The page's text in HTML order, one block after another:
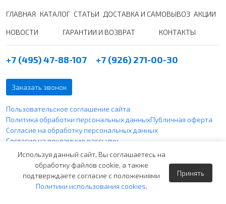
ГЛАВНАЯ КАТАЛОГ СТАТЬИ ДОСТАВКА И САМОВЫВОЗ АКЦИИ
НОВОСТИ ГАРАНТИИ И ВОЗВРАТ КОНТАКТЫ
+7 (495) 47-88-107 +7 (926) 271-00-30
Заказать звонок
Пользовательское соглашение сайта
Политика обработки персональных данныхПубличная оферта
Согласие на обработку персональных данных
Согласие на рекламную рассылку
Политика использования файлов cookie
Вся указанная информация по ценам не является публичной
офертой согласно ст. 437 п. 2 ГК РФ и носит чисто
Используя данный сайт, Вы соглашаетесь на
обработку файлов cookie, а также
подтверждаете согласие с положениями
Политики использования cookies.
Принять